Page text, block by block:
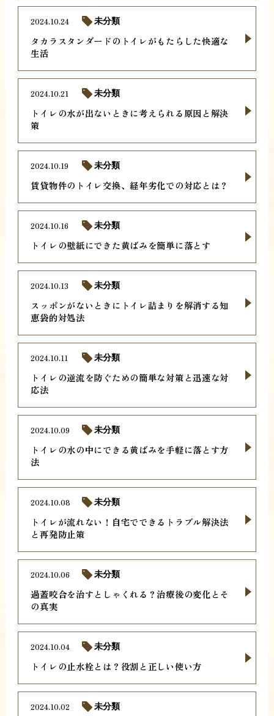
タカラスタンダードのトイレがもたらした快適な
生活
2024.10.24 未分類
トイレの水が出ないときに考えられる原因と解決
策
2024.10.21 未分類
賃貸物件のトイレ交換、経年劣化での対応とは？
2024.10.19 未分類
トイレの壁紙にできた黄ばみを簡単に落とす
2024.10.16 未分類
スッポンがないときにトイレ詰まりを解消する知
恵袋的対処法
2024.10.13 未分類
トイレの逆流を防ぐための簡単な対策と迅速な対
応法
2024.10.11 未分類
トイレの水の中にできる黄ばみを手軽に落とす方
法
2024.10.09 未分類
トイレが流れない！自宅でできるトラブル解決法
と再発防止策
2024.10.08 未分類
過蓋咬合を治すとしゃくれる？治療後の変化とそ
の真実
2024.10.06 未分類
トイレの止水栓とは？役割と正しい使い方
2024.10.04 未分類
2024.10.02 未分類